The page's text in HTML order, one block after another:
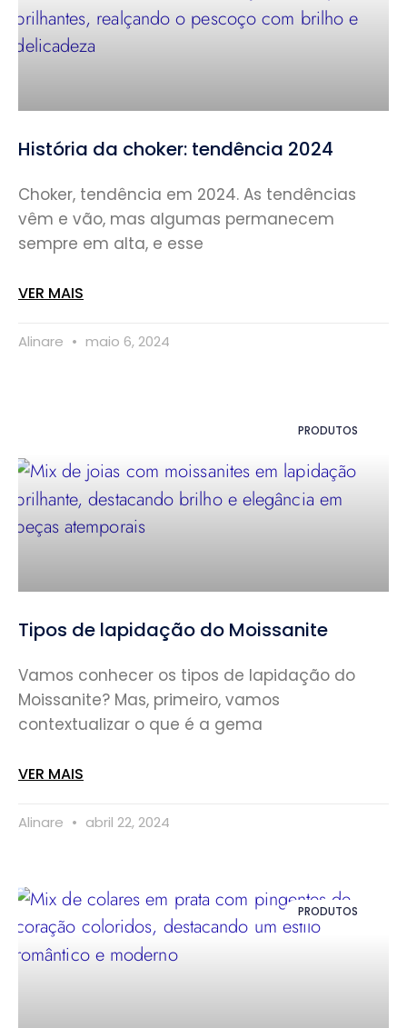
História da choker: tendência 2024
Choker, tendência em 2024. As tendências
vêm e vão, mas algumas permanecem
sempre em alta, e esse
VER MAIS
Alinare maio 6, 2024
PRODUTOS
Tipos de lapidação do Moissanite
Vamos conhecer os tipos de lapidação do
Moissanite? Mas, primeiro, vamos
contextualizar o que é a gema
VER MAIS
Alinare abril 22, 2024
PRODUTOS